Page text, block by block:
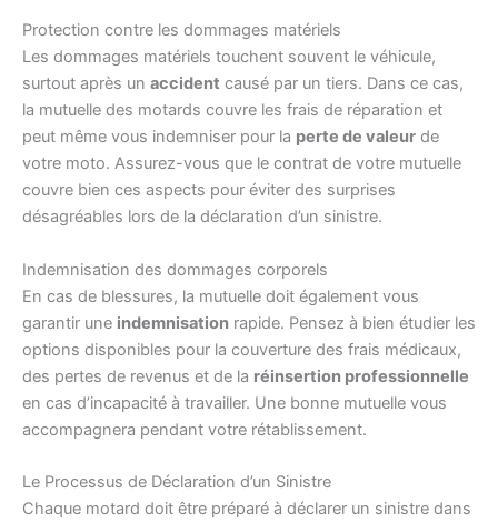
Protection contre les dommages matériels
Les dommages matériels touchent souvent le véhicule,
surtout après un accident causé par un tiers. Dans ce cas,
la mutuelle des motards couvre les frais de réparation et
peut même vous indemniser pour la perte de valeur de
votre moto. Assurez-vous que le contrat de votre mutuelle
couvre bien ces aspects pour éviter des surprises
désagréables lors de la déclaration d’un sinistre.
Indemnisation des dommages corporels
En cas de blessures, la mutuelle doit également vous
garantir une indemnisation rapide. Pensez à bien étudier les
options disponibles pour la couverture des frais médicaux,
des pertes de revenus et de la réinsertion professionnelle
en cas d’incapacité à travailler. Une bonne mutuelle vous
accompagnera pendant votre rétablissement.
Le Processus de Déclaration d’un Sinistre
Chaque motard doit être préparé à déclarer un sinistre dans